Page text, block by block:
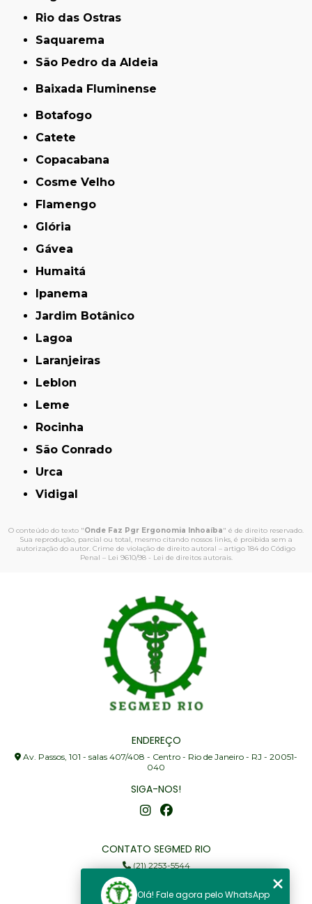
Rio das Ostras
Saquarema
São Pedro da Aldeia
Baixada Fluminense
Botafogo
Catete
Copacabana
Cosme Velho
Flamengo
Glória
Gávea
Humaitá
Ipanema
Jardim Botânico
Lagoa
Laranjeiras
Leblon
Leme
Rocinha
São Conrado
Urca
Vidigal
O conteúdo do texto "Onde Faz Pgr Ergonomia Inhoaíba" é de direito reservado.
Sua reprodução, parcial ou total, mesmo citando nossos links, é proibida sem a
autorização do autor. Crime de violação de direito autoral – artigo 184 do Código
Penal – Lei 9610/98 - Lei de direitos autorais.
ENDEREÇO
Av. Passos, 101 - salas 407/408 - Centro - Rio de Janeiro - RJ - 20051-
040
SIGA-NOS!
CONTATO SEGMED RIO
(21) 2253-5544
(21) 97905-3352
segmed@segmedrio.com.br
Olá! Fale agora pelo WhatsApp